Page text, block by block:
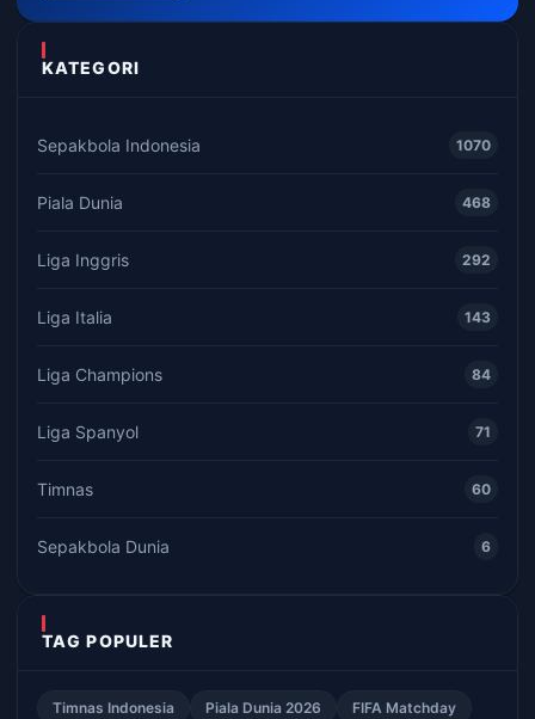
KATEGORI
Sepakbola Indonesia 1070
Piala Dunia 468
Liga Inggris 292
Liga Italia 143
Liga Champions 84
Liga Spanyol 71
Timnas 60
Sepakbola Dunia 6
TAG POPULER
Timnas Indonesia Piala Dunia 2026
FIFA Matchday